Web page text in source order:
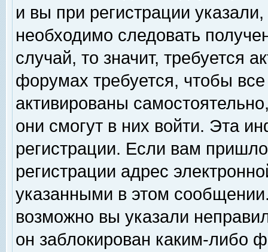
и вы при регистрации
необходимо следовать
случай, то значит, требуется
форумах требуется, чтобы
активированы
они смогут в них войти. Эта
регистрации. Если вам
регистрации адрес
указанными в этом
возможно вы указали
он заблокирован каким-либо